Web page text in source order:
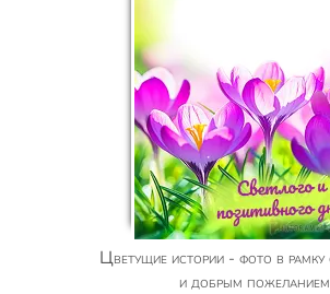
Цветущие истории - фото в рамку с крокусами
и добрым пожеланием